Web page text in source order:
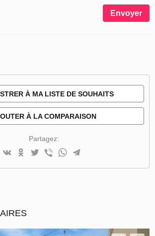
Envoyer
À MA LISTE DE SOUHAITS
À LA COMPARAISON
Partagez: